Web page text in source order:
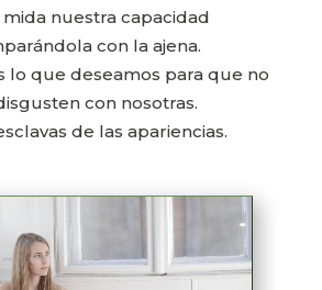
mida nuestra capacidad
con la ajena.
lo que deseamos para que no
con nosotras.
de las apariencias.